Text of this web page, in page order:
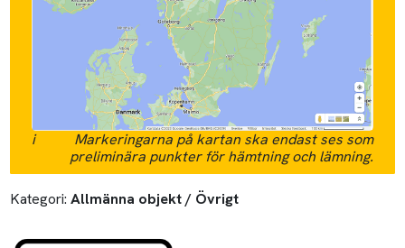
i
Markeringarna på kartan ska endast ses som
preliminära punkter för hämtning och lämning.
Kategori: Allmänna objekt / Övrigt